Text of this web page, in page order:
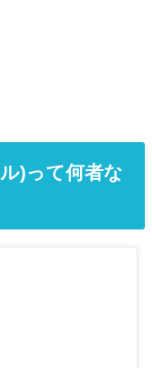
)って何者な